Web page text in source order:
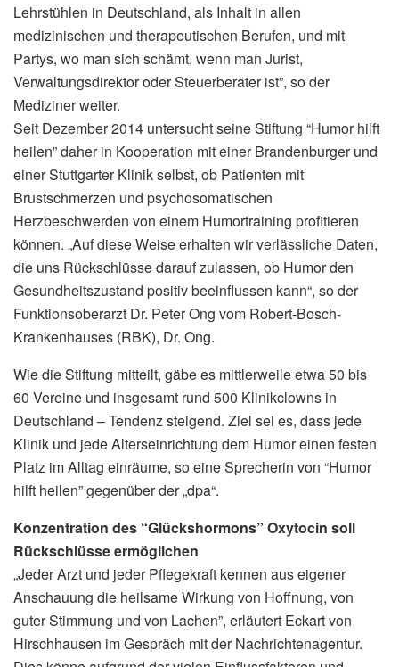
Lehrstühlen in Deutschland, als Inhalt in allen
medizinischen und therapeutischen Berufen, und mit
Partys, wo man sich schämt, wenn man Jurist,
Verwaltungsdirektor oder Steuerberater ist”, so der
Mediziner weiter.
Seit Dezember 2014 untersucht seine Stiftung “Humor hilft
heilen” daher in Kooperation mit einer Brandenburger und
einer Stuttgarter Klinik selbst, ob Patienten mit
Brustschmerzen und psychosomatischen
Herzbeschwerden von einem Humortraining profitieren
können. „Auf diese Weise erhalten wir verlässliche Daten,
die uns Rückschlüsse darauf zulassen, ob Humor den
Gesundheitszustand positiv beeinflussen kann“, so der
Funktionsoberarzt Dr. Peter Ong vom Robert-Bosch-
Krankenhauses (RBK), Dr. Ong.
Wie die Stiftung mitteilt, gäbe es mittlerweile etwa 50 bis
60 Vereine und insgesamt rund 500 Klinikclowns in
Deutschland – Tendenz steigend. Ziel sei es, dass jede
Klinik und jede Alterseinrichtung dem Humor einen festen
Platz im Alltag einräume, so eine Sprecherin von “Humor
hilft heilen” gegenüber der „dpa“.
Konzentration des “Glückshormons” Oxytocin soll
Rückschlüsse ermöglichen
„Jeder Arzt und jeder Pflegekraft kennen aus eigener
Anschauung die heilsame Wirkung von Hoffnung, von
guter Stimmung und von Lachen”, erläutert Eckart von
Hirschhausen im Gespräch mit der Nachrichtenagentur.